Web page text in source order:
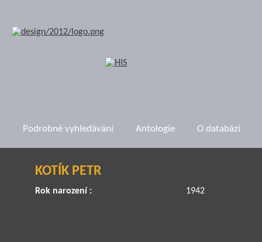
Podrobné vyhledávání Antologie O databázi
KOTÍK PETR
Rok narození : 1942